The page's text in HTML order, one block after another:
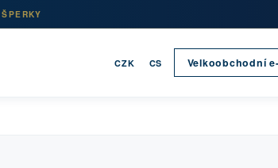
CZK CS Velkoobchodní